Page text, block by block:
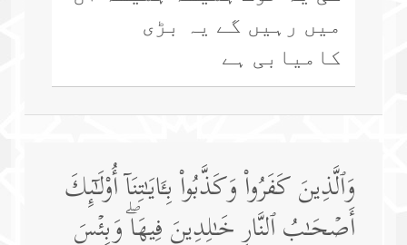
میں رہیں گے یہ بڑی
کامیابی ہے
وَٱلَّذِینَ كَفَرُوا۟ وَكَذَّبُوا۟ بِـَٔایَـٰتِنَاۤ أُو۟لَـٰۤىِٕكَ
أَصۡحَـٰبُ ٱلنَّارِ خَـٰلِدِینَ فِیهَاۖ وَبِئۡسَ